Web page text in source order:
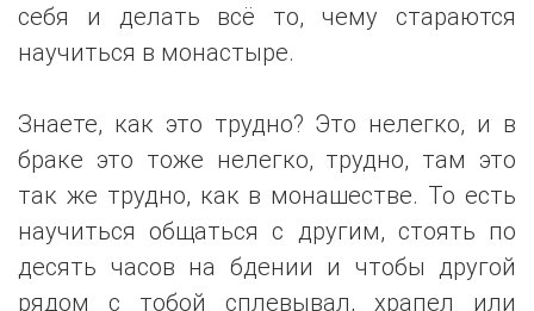
себя и делать всё то, чему стараются
научиться в монастыре.
Знаете, как это трудно? Это нелегко, и в
браке это тоже нелегко, трудно, там это
так же трудно, как в монашестве. То есть
научиться общаться с другим, стоять по
десять часов на бдении и чтобы другой
рядом с тобой сплевывал, храпел или